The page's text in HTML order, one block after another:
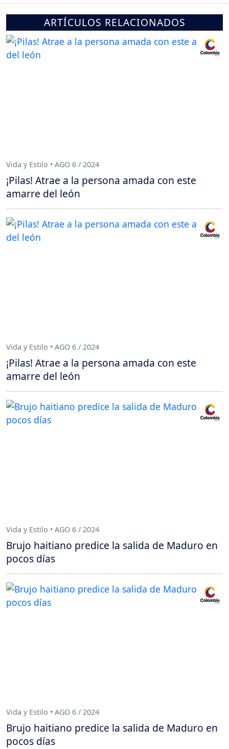
ARTÍCULOS RELACIONADOS
Vida y Estilo • AGO 6 / 2024
¡Pilas! Atrae a la persona amada con este
amarre del león
Vida y Estilo • AGO 6 / 2024
¡Pilas! Atrae a la persona amada con este
amarre del león
Vida y Estilo • AGO 6 / 2024
Brujo haitiano predice la salida de Maduro en
pocos días
Vida y Estilo • AGO 6 / 2024
Brujo haitiano predice la salida de Maduro en
pocos días